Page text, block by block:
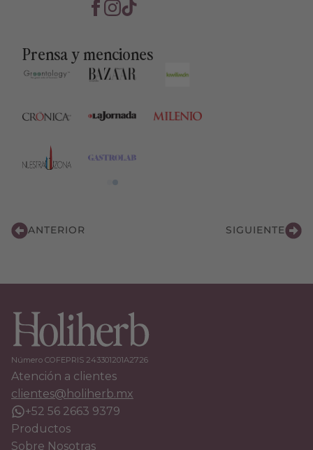
Prensa y menciones
ANTERIOR SIGUIENTE
Número COFEPRIS 243301201A2726
Productos
Sobre Nosotras
Atención a clientes
clientes@holiherb.mx
+52 56 2663 9379